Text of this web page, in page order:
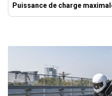
Puissance de charge